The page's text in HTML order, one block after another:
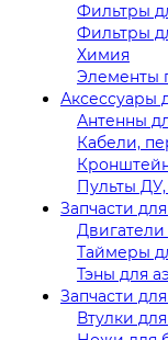
Фильтры
Фильтры
Химия
Элементы
Аксессуары
Антенны
Кабели,
Пульты
Запчасти
Таймеры
Тэны для
Запчасти
Втулки